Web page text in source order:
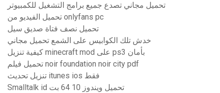
تحميل مجاني تصدع جميع برامج التشغيل للكمبيوتر
تحميل الفيديو من onlyfans pc
تحميل نصف فتاة صديق سيل
خدش تلك الكوابيس على الشمع تحميل مجاني
كيفية تنزيل minecraft mod على ps3 بأمان
تحميل فيلم noir foundation noir city pdf
تنزيل تحديث itunes ios فقط
Smalltalk id تحميل ويندوز 10 64 بت